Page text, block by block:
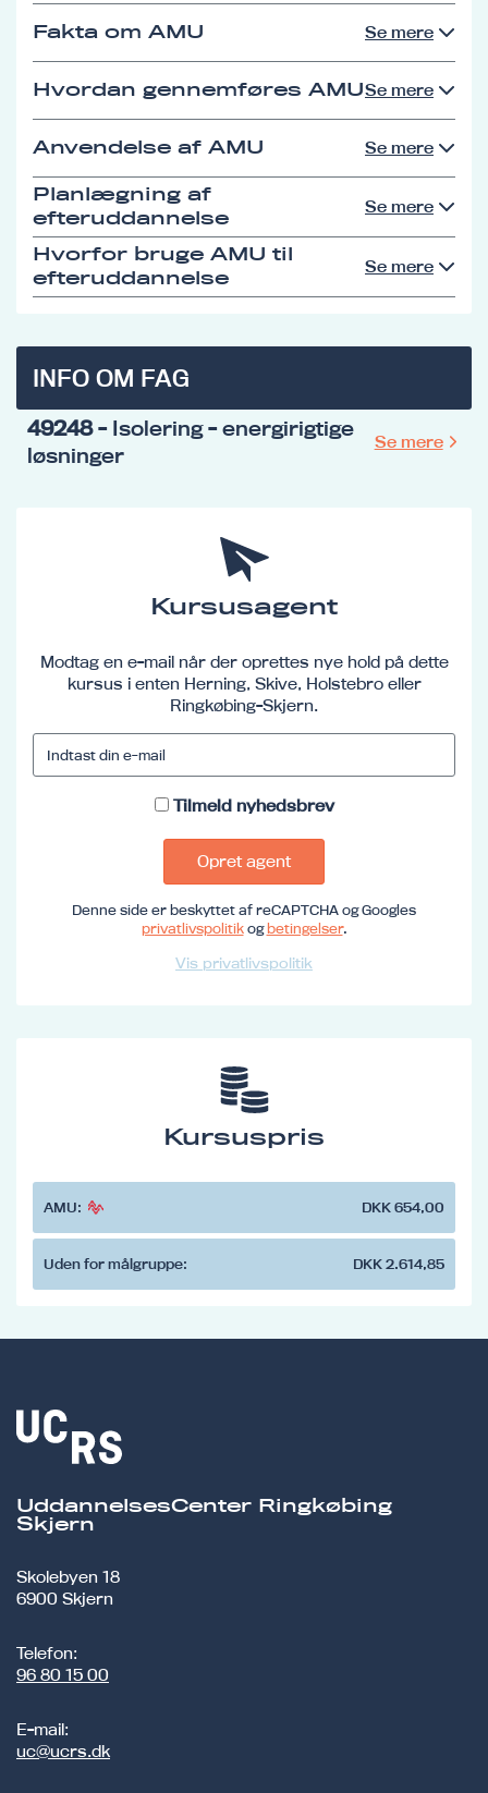
Fakta om AMU Se mere
Hvordan gennemføres AMUSe mere
Anvendelse af AMU Se mere
Planlægning af
efteruddannelse
Se mere
Hvorfor bruge AMU til
efteruddannelse
Se mere
INFO OM FAG
49248- Isolering - energirigtige
løsninger
Se mere
Kursusagent
Modtag en e-mail når der oprettes nye hold på dette
kursus i enten Herning, Skive, Holstebro eller
Ringkøbing-Skjern.
Tilmeld nyhedsbrev
Opret agent
Denne side er beskyttet af reCAPTCHA og Googles
privatlivspolitikogbetingelser.
Vis privatlivspolitik
Kursuspris
AMU: DKK 654,00
Uden for målgruppe: DKK 2.614,85
UddannelsesCenter Ringkøbing
Skjern
Skolebyen 18
6900 Skjern
Telefon:
96 80 15 00
E-mail:
uc@ucrs.dk